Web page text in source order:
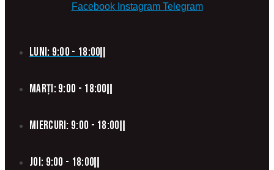
Facebook Instagram Telegram
Luni: 9:00 - 18:00
Marți: 9:00 - 18:00
Miercuri: 9:00 - 18:00
Joi: 9:00 - 18:00